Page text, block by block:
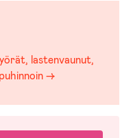
lastenvaunut,
→